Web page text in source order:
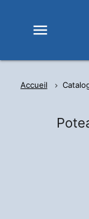
menu
Accueil